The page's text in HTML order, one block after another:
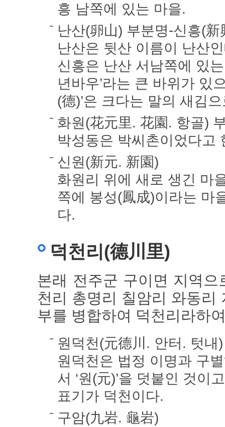
흥 남쪽에 있는 마을.
난산(卵山) 부분명-신흥(
난산은 뒷산 이름이 난산
신흥은 난산 서남쪽에 있
년바우’라는 큰 바위가 있
(德)’은 크다는 말의 새김
화원(花元里. 花園. 항골)
박성동은 박씨촌이었다고
신원(新元. 新園)
화원리 위에 새로 생긴 마
쪽에 봉성(鳳成)이라는 마
다.
덕천리(德川里)
본래 전주군 구이면 지역
천리 총명리 칠암리 와동리
부를 병합하여 덕천리라하
원덕천(元德川. 안터. 텃
원덕천은 법정 이명과 구
서 ‘원(元)’을 덧붙인 것이
표기가 덕천이다.
구암(九岩. 龜岩)